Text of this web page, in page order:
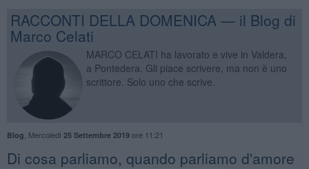
RACCONTI DELLA DOMENICA — il Blog di
Marco Celati
MARCO CELATI ha lavorato e vive in Valdera,
a Pontedera. Gli piace scrivere, ma non è uno
scrittore. Solo uno che scrive.
Blog Mercoledì 25 Settembre 2019ore 11:21
Di cosa parliamo, quando parliamo d'amore